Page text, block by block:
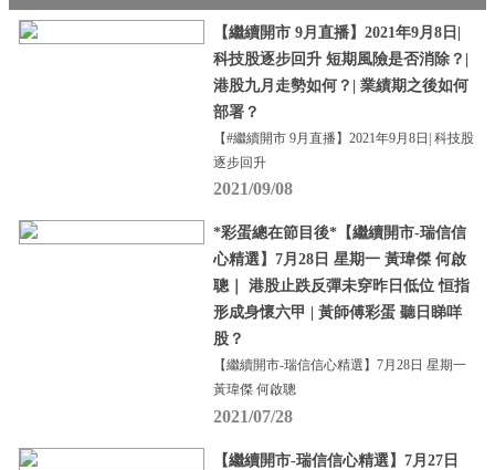
【繼續開市 9月直播】2021年9月8日|
科技股逐步回升 短期風險是否消除？|
港股九月走勢如何？| 業績期之後如何
部署？
【#繼續開市 9月直播】2021年9月8日| 科技股
逐步回升
2021/09/08
*彩蛋總在節目後*【繼續開市-瑞信信
心精選】7月28日 星期一 黃瑋傑 何啟
聰｜ 港股止跌反彈未穿昨日低位 恒指
形成身懷六甲 | 黃師傅彩蛋 聽日睇咩
股？
【繼續開市-瑞信信心精選】7月28日 星期一
黃瑋傑 何啟聰
2021/07/28
【繼續開市-瑞信信心精選】7月27日